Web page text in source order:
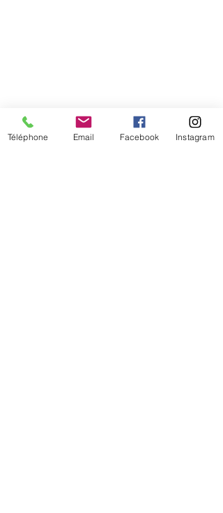
Téléphone Email Facebook Instagram